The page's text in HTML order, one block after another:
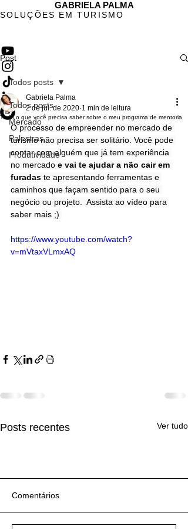
GABRIELA PALMA
SOLUÇÕES EM TURISMO
Post
Todos posts
Mercado
Palestras
Produtividade
Todos posts
Tudo o que você precisa saber sobre o meu programa de mentoria
Gabriela Palma
2 de jul. de 2020 1 min de leitura
O processo de empreender no mercado de
turismo não precisa ser solitário. Você pode
contar com alguém que já tem experiência
no mercado e vai te ajudar a não cair em
furadas te apresentando ferramentas e
caminhos que façam sentido para o seu
negócio ou projeto.  Assista ao vídeo para
saber mais ;)
https://www.youtube.com/watch?
v=mVtaxVLmxAQ
Posts recentes Ver tudo
Turismo é pra você?
Turismo é pra você?
Comentários